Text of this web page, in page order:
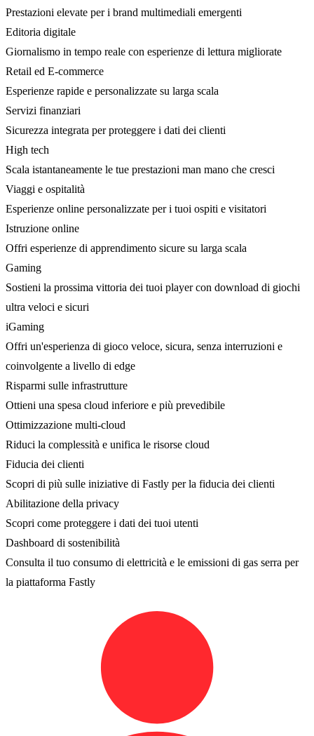
Prestazioni elevate per i brand multimediali emergenti
Editoria digitale
Giornalismo in tempo reale con esperienze di lettura migliorate
Retail ed E-commerce
Esperienze rapide e personalizzate su larga scala
Servizi finanziari
Sicurezza integrata per proteggere i dati dei clienti
High tech
Scala istantaneamente le tue prestazioni man mano che cresci
Viaggi e ospitalità
Esperienze online personalizzate per i tuoi ospiti e visitatori
Istruzione online
Offri esperienze di apprendimento sicure su larga scala
Gaming
Sostieni la prossima vittoria dei tuoi player con download di giochi
ultra veloci e sicuri
iGaming
Offri un'esperienza di gioco veloce, sicura, senza interruzioni e
coinvolgente a livello di edge
Risparmi sulle infrastrutture
Ottieni una spesa cloud inferiore e più prevedibile
Ottimizzazione multi-cloud
Riduci la complessità e unifica le risorse cloud
Fiducia dei clienti
Scopri di più sulle iniziative di Fastly per la fiducia dei clienti
Abilitazione della privacy
Scopri come proteggere i dati dei tuoi utenti
Dashboard di sostenibilità
Consulta il tuo consumo di elettricità e le emissioni di gas serra per
la piattaforma Fastly